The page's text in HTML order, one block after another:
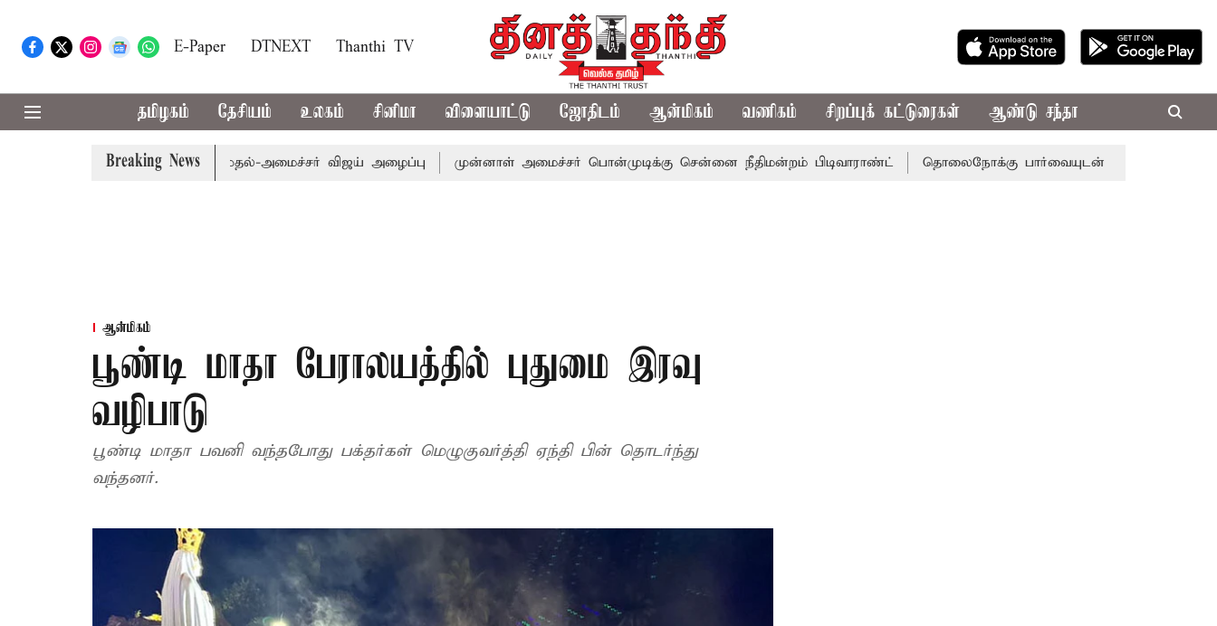
E-Paper DTNEXT Thanthi TV
தமிழகம் தேசியம் உலகம் சினிமா விளையாட்டு ஜோதிடம் ஆன்மிகம் வணிகம் சிறப்புக் கட்டுரைகள் ஆண்டு சந்தா
Breaking News
கூட்டத்துக்கு முதல்-அமைச்சர் விஜய் அழைப்பு முன்னாள் அமைச்சர் பொன்முடிக்கு சென்னை நீதிமன்றம் பிடிவாராண்ட் தொலைநோக்கு பார்வையுடன் கூடிய வேளாண் பட்ஜெட்:
ஆன்மிகம்
பூண்டி மாதா பேராலயத்தில் புதுமை இரவு
வழிபாடு
பூண்டி மாதா பவனி வந்தபோது பக்தர்கள் மெழுகுவர்த்தி ஏந்தி பின் தொடர்ந்து
வந்தனர்.